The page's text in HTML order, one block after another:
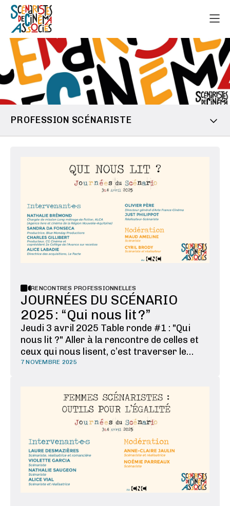
PROFESSION SCÉNARISTE
RENCONTRES PROFESSIONNELLES
JOURNÉES DU SCÉNARIO
2025 : “Qui nous lit ?”
Jeudi 3 avril 2025 Table ronde #1 : "Qui
nous lit ?" Aller à la rencontre de celles et
ceux qui nous lisent, c’est traverser le
miroir pour tenter de savoir comment on
maillon de la chaîne : scénariste, cinéaste,
7 NOVEMBRE 2025